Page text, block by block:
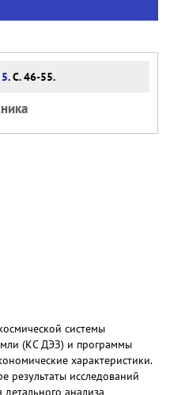
. С. 46-55.
системы
(КС ДЭЗ) и программы
характеристики.
результаты исследований
анализа